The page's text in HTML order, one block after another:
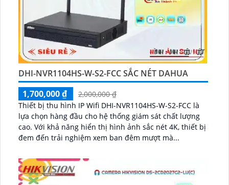
DHI-NVR1104HS-W-S2-FCC SẮC NÉT DAHUA
1,700,000 ₫
2,000,000 ₫
Thiết bị thu hình IP Wifi DHI-NVR1104HS-W-S2-FCC là
lựa chọn hàng đầu cho hệ thống giám sát chất lượng
cao. Với khả năng hiển thị hình ảnh sắc nét 4K, thiết bị
đem đến trải nghiệm xem ban đêm mượt mà...